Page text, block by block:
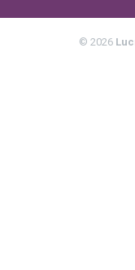
© 2026